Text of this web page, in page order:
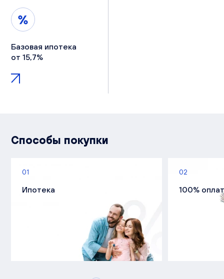
Базовая ипотека
от 15,7%
Способы покупки
01
Ипотека
02
100%